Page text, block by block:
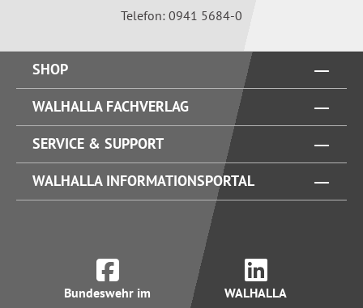
Telefon: 0941 5684-0
SHOP
WALHALLA FACHVERLAG
SERVICE & SUPPORT
WALHALLA INFORMATIONSPORTAL
Bundeswehr im
WALHALLA